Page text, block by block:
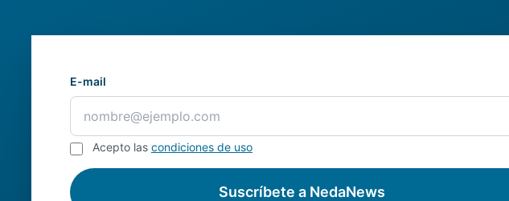
E-mail
Acepto las condiciones de uso
Suscríbete a NedaNews